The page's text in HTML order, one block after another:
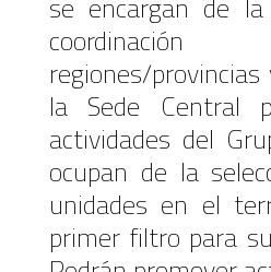
se encargan de
regiones/
la Sede Central
actividades del
ocupan de la
unidades en el
primer filtro para